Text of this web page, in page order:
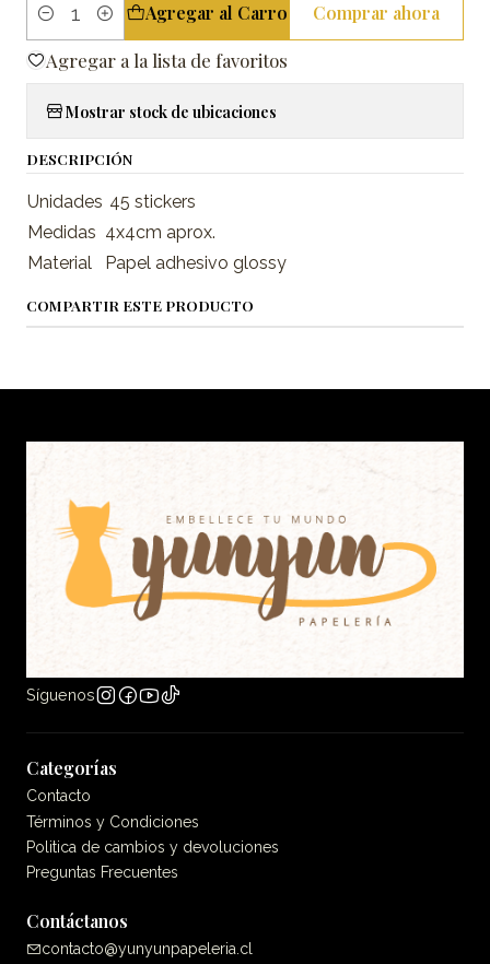
Cantidad
Agregar al Carro Comprar ahora
Agregar a la lista de favoritos
Mostrar stock de ubicaciones
DESCRIPCIÓN
Unidades 45 stickers
Medidas 4x4cm aprox.
Material
Papel adhesivo glossy
COMPARTIR ESTE PRODUCTO
Síguenos
Categorías
Contacto
Términos y Condiciones
Politica de cambios y devoluciones
Preguntas Frecuentes
Contáctanos
contacto@yunyunpapeleria.cl